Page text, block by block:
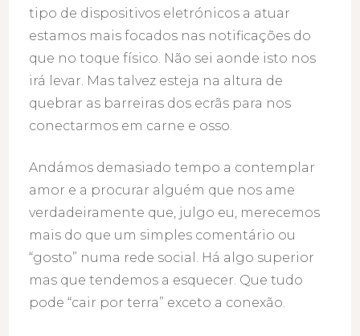
tipo de dispositivos eletrónicos a atuar
estamos mais focados nas notificações do
que no toque físico. Não sei aonde isto nos
irá levar. Mas talvez esteja na altura de
quebrar as barreiras dos ecrãs para nos
conectarmos em carne e osso.
Andámos demasiado tempo a contemplar
amor e a procurar alguém que nos ame
verdadeiramente que, julgo eu, merecemos
mais do que um simples comentário ou
“gosto” numa rede social. Há algo superior
mas que tendemos a esquecer. Que tudo
pode “cair por terra” exceto a conexão.